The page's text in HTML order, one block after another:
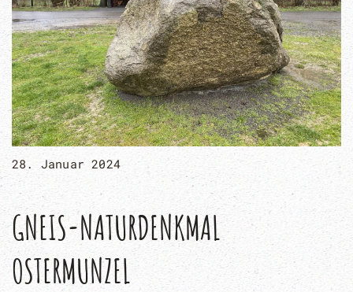
28. Januar 2024
GNEIS-NATURDENKMAL
OSTERMUNZEL